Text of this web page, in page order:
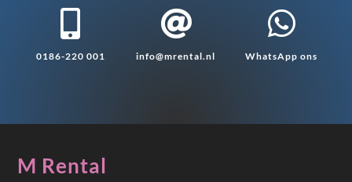
Tenten & parasols
Veiligheid, hygiëne & afvalverwerking

0186-220 001

info@mrental.nl

WhatsApp ons
M Rental